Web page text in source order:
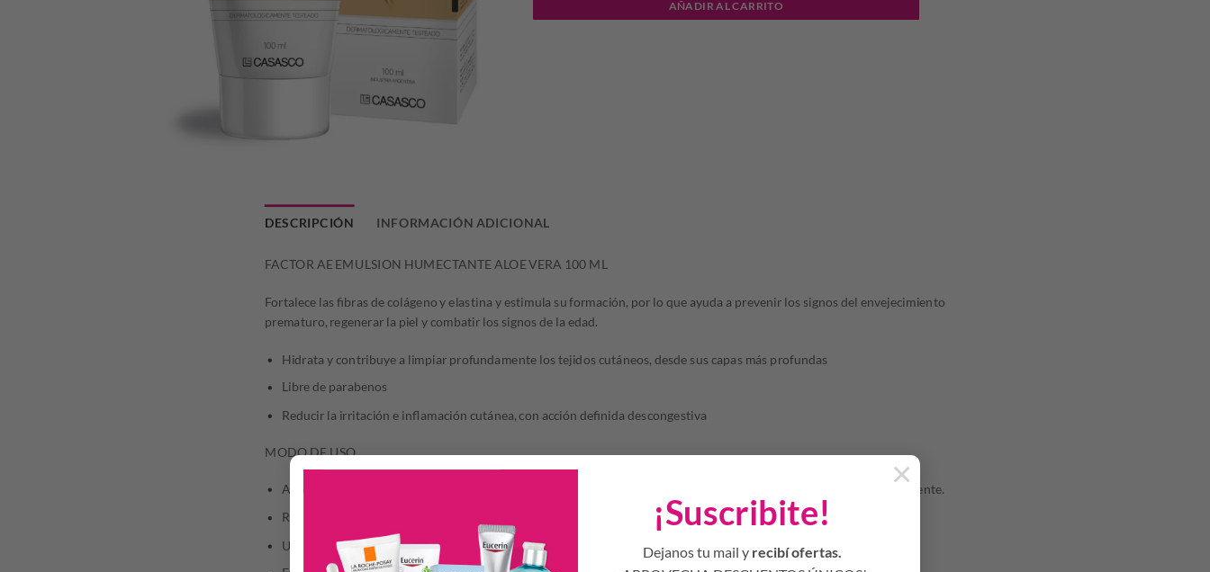
¡Suscribite!
Dejanos tu mail y recibí ofertas.
×
era:
es:
AÑADIR AL CARRITO
DESCRIPCIÓN INFORMACIÓN ADICIONAL
FACTOR AE EMULSION HUMECTANTE ALOE VERA 100 ML
Fortalece las fibras de colágeno y elastina y estimula su formación, por lo que ayuda a prevenir los signos del envejecimiento
prematuro, regenerar la piel y combatir los signos de la edad.
Hidrata y contribuye a limpiar profundamente los tejidos cutáneos, desde sus capas más profundas
Libre de parabenos
Reducir la irritación e inflamación cutánea, con acción definida descongestiva
MODO DE USO
Aplicar diariamente una cantidad suficiente de FACTOR AE Aloe Vera, con masajes suaves, en la región correspondiente.
Repetir la aplicación cuando sea necesario de acuerdo al tipo y estado de la piel.
Uso externo.